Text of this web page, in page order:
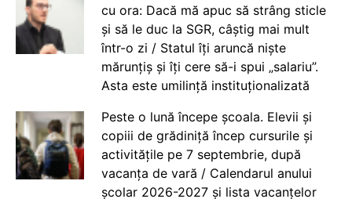
cu ora: Dacă mă apuc să strâng sticle
și să le duc la SGR, câștig mai mult
într-o zi / Statul îți aruncă niște
mărunțiș și îți cere să-i spui „salariu”.
Asta este umilință instituționalizată
Peste o lună începe școala. Elevii și
copiii de grădiniță încep cursurile și
activitățile pe 7 septembrie, după
vacanța de vară / Calendarul anului
școlar 2026-2027 și lista vacanțelor